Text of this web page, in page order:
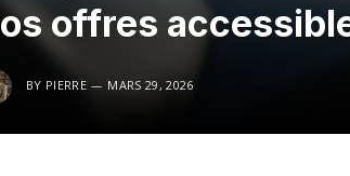
offres
BY PIERRE MARS 29, 2026